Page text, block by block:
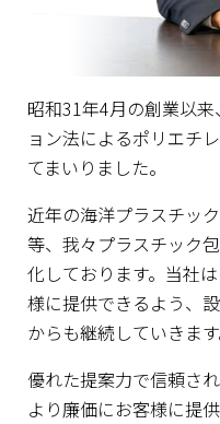
昭和31年4月の創業以
ョン法によるポリエチ
てまいりました。
近年の海洋プラスチッ
等、我々プラスチック
化しております。当社
様に提供できるよう、
からも継続していきます
優れた提案力で信頼さ
より廉価にお客様に提